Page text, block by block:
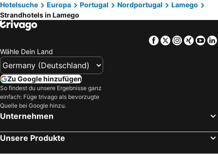
Hotelsuche Europa Portugal Nordportugal
Lamego
Strandhotels in Lamego
Facebook
TwitterXing
Wähle Dein Land
Zu Google hinzufügen
So findest du unsere Ergebnisse ganz
einfach: Füge trivago als bevorzugte
Quelle bei Google hinzu.
Unternehmen
Unsere Produkte